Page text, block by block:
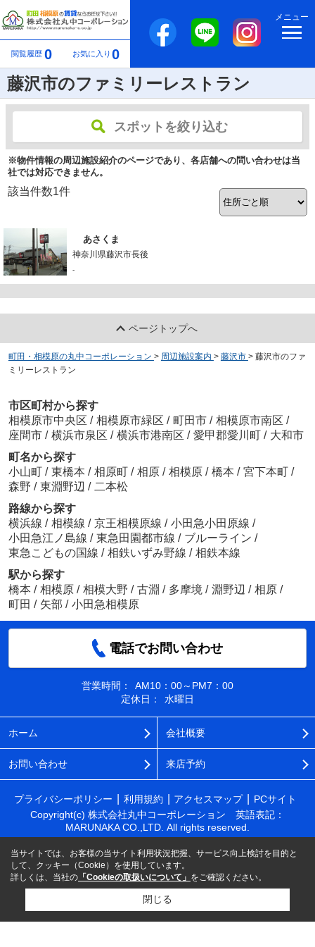
閲覧履歴 0 お気に入り 0
メニュー
藤沢市のファミリーレストラン
スポットを絞り込む
※物件情報の周辺施設紹介のページであり、各店舗への問い合わせは当
社では対応できません。
該当件数1件
あさくま
神奈川県藤沢市長後
-
ページトップへ
町田・相模原の丸中コーポレーション > 周辺施設案内 > 藤沢市 > 藤沢市のファ
ミリーレストラン
市区町村から探す
相模原市中央区 / 相模原市緑区 / 町田市 / 相模原市南区 /
座間市 / 横浜市泉区 / 横浜市港南区 / 愛甲郡愛川町 / 大和市
町名から探す
小山町 / 東橋本 / 相原町 / 相原 / 相模原 / 橋本 / 宮下本町 /
森野 / 東淵野辺 / 二本松
路線から探す
横浜線 / 相模線 / 京王相模原線 / 小田急小田原線 /
小田急江ノ島線 / 東急田園都市線 / ブルーライン /
東急こどもの国線 / 相鉄いずみ野線 / 相鉄本線
駅から探す
橋本 / 相模原 / 相模大野 / 古淵 / 多摩境 / 淵野辺 / 相原 /
町田 / 矢部 / 小田急相模原
電話でお問い合わせ
営業時間：
AM10：00～PM7：00
定休日：
水曜日
ホーム 会社概要
お問い合わせ 来店予約
プライバシーポリシー 利用規約 アクセスマップ
PCサイト
Copyright(c) 株式会社丸中コーポレーション 英語表記：
MARUNAKA CO.,LTD. All rights reserved.
当サイトでは、お客様の当サイト利用状況把握、サービス向上検討を目的と
して、クッキー（Cookie）を使用しています。
詳しくは、当社の 「Cookieの取扱いについて」 をご確認ください。
閉じる